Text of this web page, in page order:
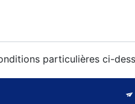
particulières ci-